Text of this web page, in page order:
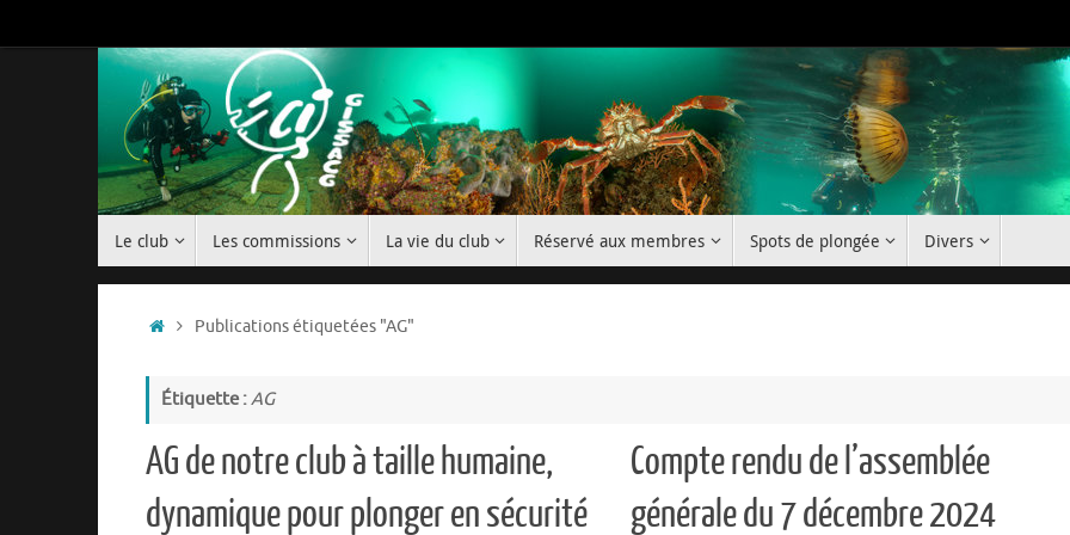
au
Le club Les commissions La vie du club Réservé aux membres Spots de plongée Divers
Accueil
Publications étiquetées "AG"
Étiquette :AG
AG de notre club à taille humaine,
dynamique pour plonger en sécurité
Compte rendu de l’assemblée
générale du 7 décembre 2024